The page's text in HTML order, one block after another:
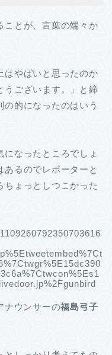
ことが、言葉の端々か
はやばいと思ったのか
うございます。」と締
的になったのはいう
なったところでしょ
あるのでレポーターと
ちょっとしつこかった
ナウンサーの福島弓子